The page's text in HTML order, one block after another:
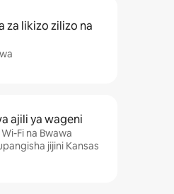
za likizo zilizo na
ajili ya wageni
Fi na Bwawa
jijini Kansas